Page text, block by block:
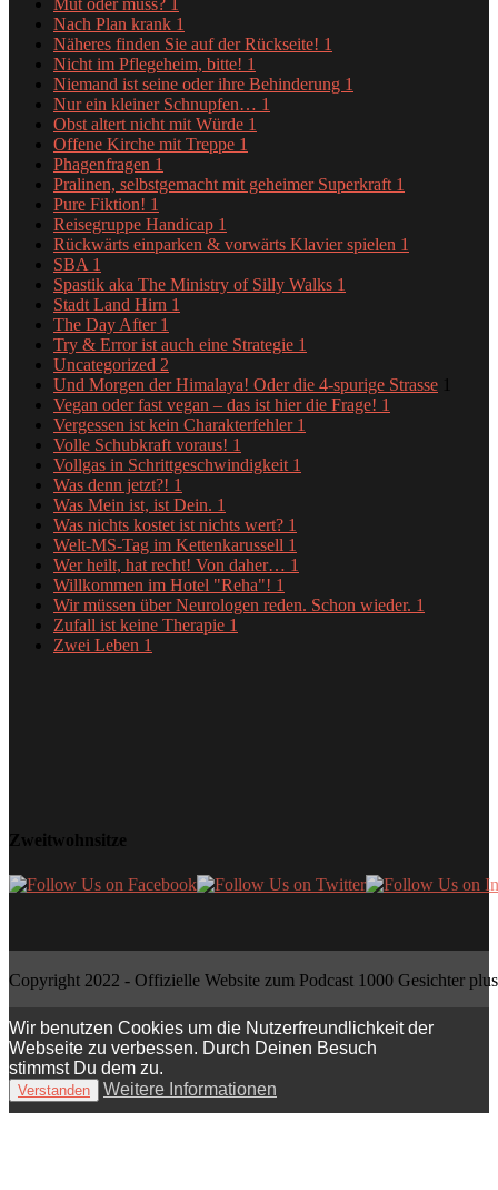
Mut oder muss? 1
Nach Plan krank 1
Näheres finden Sie auf der Rückseite! 1
Nicht im Pflegeheim, bitte! 1
Niemand ist seine oder ihre Behinderung 1
Nur ein kleiner Schnupfen… 1
Obst altert nicht mit Würde 1
Offene Kirche mit Treppe 1
Phagenfragen 1
Pralinen, selbstgemacht mit geheimer Superkraft 1
Pure Fiktion! 1
Reisegruppe Handicap 1
Rückwärts einparken & vorwärts Klavier spielen 1
SBA 1
Spastik aka The Ministry of Silly Walks 1
Stadt Land Hirn 1
The Day After 1
Try & Error ist auch eine Strategie 1
Uncategorized 2
Und Morgen der Himalaya! Oder die 4-spurige Strasse 1
Vegan oder fast vegan – das ist hier die Frage! 1
Vergessen ist kein Charakterfehler 1
Volle Schubkraft voraus! 1
Vollgas in Schrittgeschwindigkeit 1
Was denn jetzt?! 1
Was Mein ist, ist Dein. 1
Was nichts kostet ist nichts wert? 1
Welt-MS-Tag im Kettenkarussell 1
Wer heilt, hat recht! Von daher… 1
Willkommen im Hotel "Reha"! 1
Wir müssen über Neurologen reden. Schon wieder. 1
Zufall ist keine Therapie 1
Zwei Leben 1
Zweitwohnsitze
Copyright 2022 - Offizielle Website zum Podcast 1000 Gesichter
Wir benutzen Cookies um die Nutzerfreundlichkeit der
Webseite zu verbessen. Durch Deinen Besuch
stimmst Du dem zu.
Verstanden Weitere Informationen